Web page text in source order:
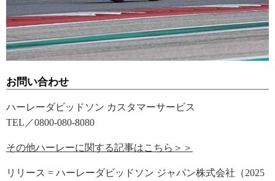
お問い合わせ
ハーレーダビッドソン カスタマーサービス
TEL／0800-080-8080
その他ハーレーに関する記事はこちら＞＞
リリース = ハーレーダビッドソン ジャパン株式会社（2025